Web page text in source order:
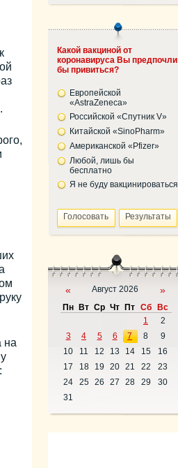
на
Какой вакциной от
коронавируса Вы предпочли
бы привиться?
Европейской
«AstraZeneca»
Российской «Спутник V»
Китайской «SinoPharm»
Американской «Pfizer»
Любой, лишь бы
бесплатно
Я не буду вакцинироваться
« Август 2026 »
Пн Вт Ср Чт Пт Сб
Вс
1
2
3
4 5 6 7 8
9
10
11 12 13 14 15
16
17
18 19 20 21 22
23
24
25 26 27 28 29
30
31